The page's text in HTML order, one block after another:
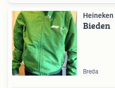
Bieden
Breda